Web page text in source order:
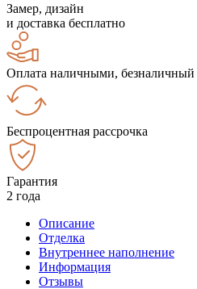
Замер, дизайн
и доставка бесплатно
Оплата наличными, безналичный
Беспроцентная рассрочка
Гарантия
2 года
Описание
Отделка
Внутреннее наполнение
Информация
Отзывы